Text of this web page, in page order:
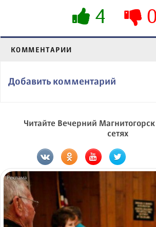
4
КОММЕНТАРИИ
Добавить комментарий
Читайте Вечерний
сетях